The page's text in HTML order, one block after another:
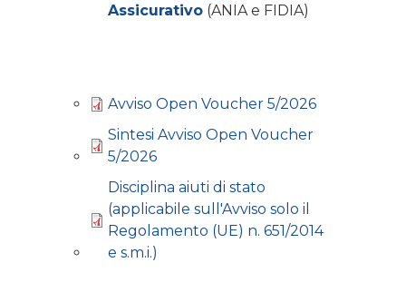
Assicurativo (ANIA e FIDIA)
Avviso Open Voucher 5/2026
Sintesi Avviso Open Voucher
5/2026
Disciplina aiuti di stato
(applicabile sull'Avviso solo il
Regolamento (UE) n. 651/2014
e s.m.i.)